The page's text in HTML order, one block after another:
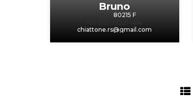
Bruno
80215 F
chiattone.rs@gmail.com